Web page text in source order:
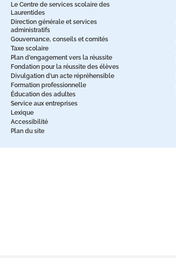
Le Centre de services scolaire des
Laurentides
Direction générale et services
administratifs
Gouvernance, conseils et comités
Taxe scolaire
Plan d’engagement vers la réussite
Fondation pour la réussite des élèves
Divulgation d’un acte répréhensible
Formation professionnelle
Éducation des adultes
Service aux entreprises
Lexique
Accessibilité
Plan du site